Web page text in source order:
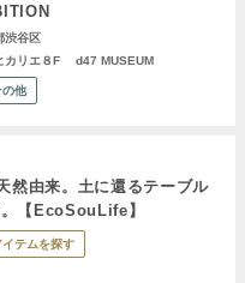
渋谷区
カリエ８F d47 MUSEUM
の他
然由来。土に還るテーブル
【EcoSouLife】
イテムを探す